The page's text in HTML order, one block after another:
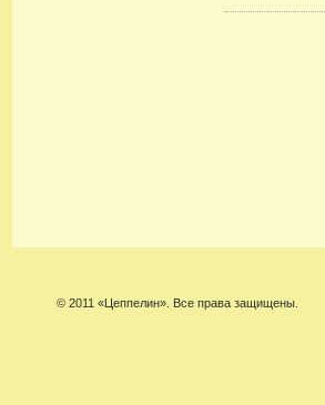
© 2011 «Цеппелин». Все права защищены.